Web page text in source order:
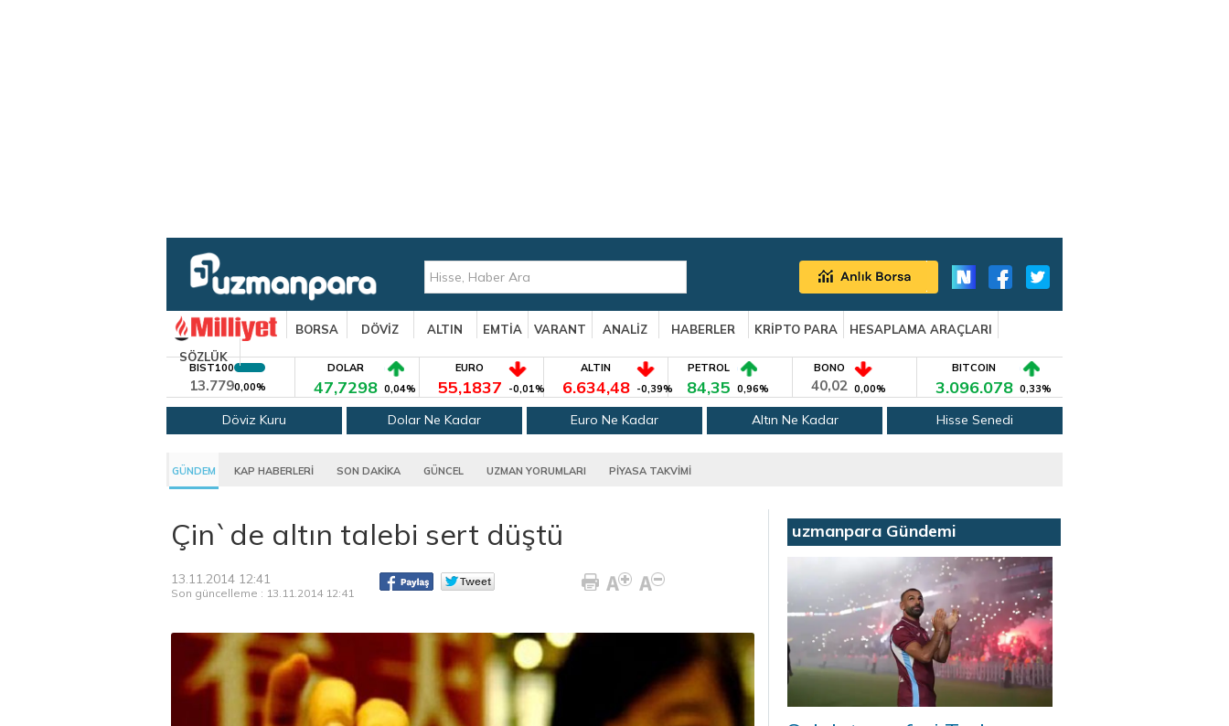
BORSA DÖVİZ ALTIN EMTİA VARANT ANALİZ HABERLER KRİPTO PARA
HESAPLAMA ARAÇLARI
SÖZLÜK
BIST100
13.7790,00%
DOLAR
47,7298 0,04%
EURO
55,1837 -0,01%
ALTIN
6.634,48 -0,39%
PETROL
84,35 0,96%
BONO
40,02 0,00%
BITCOIN
3.096.078 0,33%
Döviz Kuru Dolar Ne Kadar Euro Ne Kadar Altın Ne Kadar Hisse Senedi
GÜNDEM KAP HABERLERİ SON DAKİKA GÜNCEL UZMAN YORUMLARI PİYASA TAKVİMİ
Çin`de altın talebi sert düştü
13.11.2014 12:41
Son güncelleme : 13.11.2014 12:41
uzmanpara Gündemi